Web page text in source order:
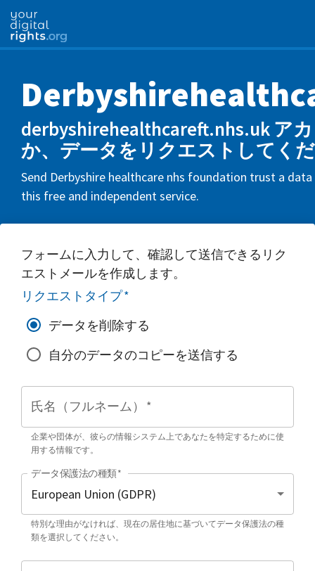
derbyshirehealthcareft.nhs.uk ア
か、データをリクエストしてく
Send Derbyshire healthcare nhs foundation trust a
this free and independent service.
フォームに入力して、確認して送信できるリク
エストメールを作成します。
リクエストタイプ*
データを削除する
自分のデータのコピーを送信する
氏名（フルネーム） *
企業や団体が、彼らの情報システム上であなたを特定するために使
用する情報です。
データ保護法の種類*
特別な理由がなければ、現在の居住地に基づいてデータ保護法の種
類を選択してください。